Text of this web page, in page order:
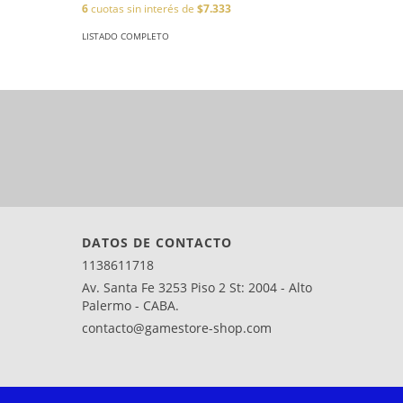
6cuotas sin interés de $7.333
LISTADO COMPLETO
DATOS DE CONTACTO
1138611718
Av. Santa Fe 3253 Piso 2 St: 2004 - Alto
Palermo - CABA.
contacto@gamestore-shop.com